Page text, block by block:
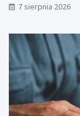
7 sierpnia 2026